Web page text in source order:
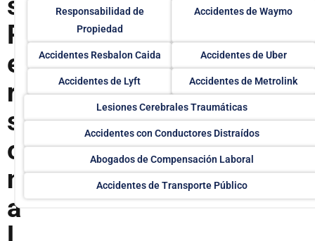
P
e
r
s
o
n
a
Responsabilidad de
Propiedad
Accidentes de Waymo
Accidentes Resbalon Caida Accidentes de Uber
Accidentes de Lyft Accidentes de Metrolink
Lesiones Cerebrales Traumáticas
Accidentes con Conductores Distraídos
Abogados de Compensación Laboral
Accidentes de Transporte Público